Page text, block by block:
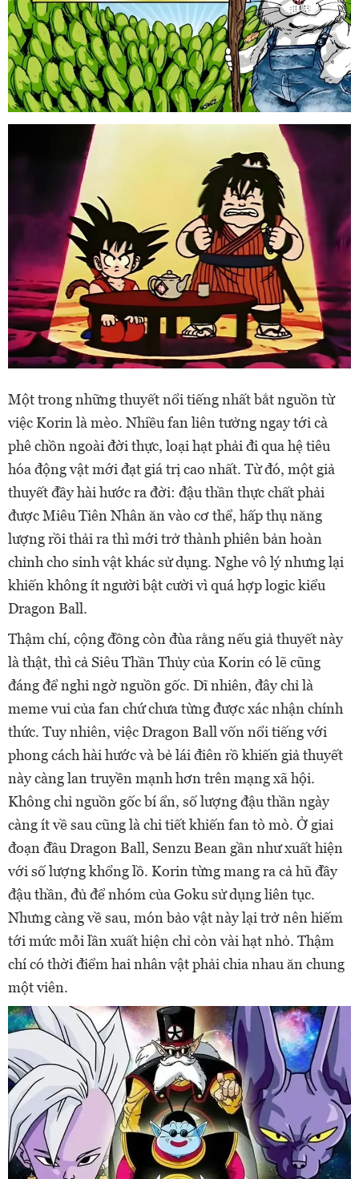
Một trong những thuyết nổi tiếng nhất bắt nguồn từ
việc Korin là mèo. Nhiều fan liên tưởng ngay tới cà
phê chồn ngoài đời thực, loại hạt phải đi qua hệ tiêu
hóa động vật mới đạt giá trị cao nhất. Từ đó, một giả
thuyết đầy hài hước ra đời: đậu thần thực chất phải
được Miêu Tiên Nhân ăn vào cơ thể, hấp thụ năng
lượng rồi thải ra thì mới trở thành phiên bản hoàn
chỉnh cho sinh vật khác sử dụng. Nghe vô lý nhưng lại
khiến không ít người bật cười vì quá hợp logic kiểu
Dragon Ball.
Thậm chí, cộng đồng còn đùa rằng nếu giả thuyết này
là thật, thì cả Siêu Thần Thủy của Korin có lẽ cũng
đáng để nghi ngờ nguồn gốc. Dĩ nhiên, đây chỉ là
meme vui của fan chứ chưa từng được xác nhận chính
thức. Tuy nhiên, việc Dragon Ball vốn nổi tiếng với
phong cách hài hước và bẻ lái điên rồ khiến giả thuyết
này càng lan truyền mạnh hơn trên mạng xã hội.
Không chỉ nguồn gốc bí ẩn, số lượng đậu thần ngày
càng ít về sau cũng là chi tiết khiến fan tò mò. Ở giai
đoạn đầu Dragon Ball, Senzu Bean gần như xuất hiện
với số lượng khổng lồ. Korin từng mang ra cả hũ đầy
đậu thần, đủ để nhóm của Goku sử dụng liên tục.
Nhưng càng về sau, món bảo vật này lại trở nên hiếm
tới mức mỗi lần xuất hiện chỉ còn vài hạt nhỏ. Thậm
chí có thời điểm hai nhân vật phải chia nhau ăn chung
một viên.